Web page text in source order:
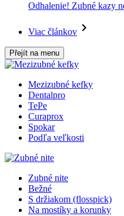
Odhalenie! Zubné kazy
Viac článkov
Přejít na menu
Mezizubné kefky
Dentalpro
TePe
Curaprox
Spokar
Podľa veľkosti
Zubné nite
Bežné
S držiakom (flosspick)
Na mostíky a korunky